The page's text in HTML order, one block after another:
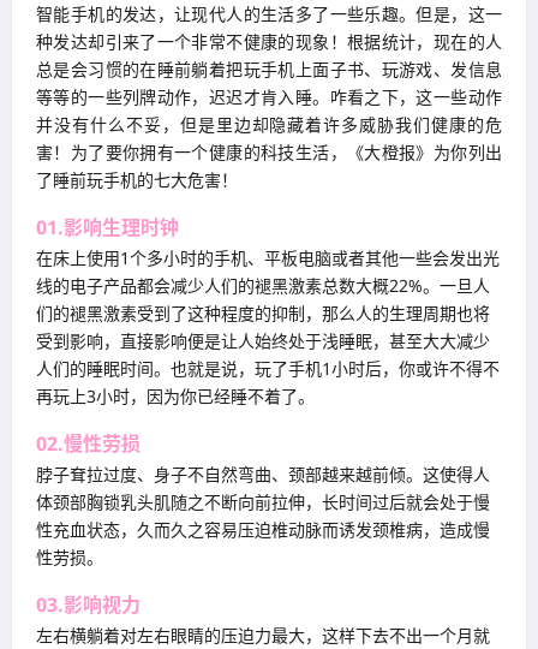
智能手机的发达，让现代人的生活多了一些乐趣。但是，这一
种发达却引来了一个非常不健康的现象！根据统计，现在的人
总是会习惯的在睡前躺着把玩手机上面子书、玩游戏、发信息
等等的一些列牌动作，迟迟才肯入睡。咋看之下，这一些动作
并没有什么不妥，但是里边却隐藏着许多威胁我们健康的危
害！为了要你拥有一个健康的科技生活，《大橙报》为你列出
了睡前玩手机的七大危害！
01.影响生理时钟
在床上使用1个多小时的手机、平板电脑或者其他一些会发出光
线的电子产品都会减少人们的褪黑激素总数大概22%。一旦人
们的褪黑激素受到了这种程度的抑制，那么人的生理周期也将
受到影响，直接影响便是让人始终处于浅睡眠，甚至大大减少
人们的睡眠时间。也就是说，玩了手机1小时后，你或许不得不
再玩上3小时，因为你已经睡不着了。
02.慢性劳损
脖子耷拉过度、身子不自然弯曲、颈部越来越前倾。这使得人
体颈部胸锁乳头肌随之不断向前拉伸，长时间过后就会处于慢
性充血状态，久而久之容易压迫椎动脉而诱发颈椎病，造成慢
性劳损。
03.影响视力
左右横躺着对左右眼睛的压迫力最大，这样下去不出一个月就